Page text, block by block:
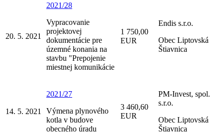
20. 5. 2021
2021/28
Vypracovanie
projektovej
dokumentácie pre
územné konania na
stavbu "Prepojenie
miestnej komunikácie
1 750,00
EUR
Endis s.r.o.
Obec Liptovská
Štiavnica
14. 5. 2021
2021/27
Výmena plynového
kotla v budove
obecného úradu
3 460,60
EUR
PM-Invest, spol.
s.r.o.
Obec Liptovská
Štiavnica